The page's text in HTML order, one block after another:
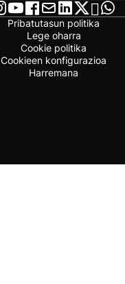
Pribatutasun politika
Lege oharra
Cookie politika
Cookieen konfigurazioa
Harremana